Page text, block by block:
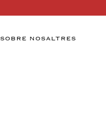
SOBRE NOSALTRES